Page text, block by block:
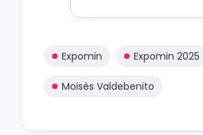
Expomin Expomin 2025
Moisés Valdebenito